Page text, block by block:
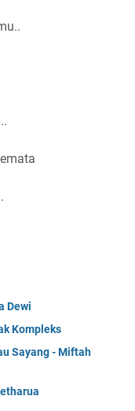
Dewi
Kompleks
Sayang - Miftah